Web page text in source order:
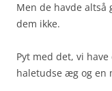
Men de havde altså
dem ikke.
Pyt med det, vi
haletudse æg og en